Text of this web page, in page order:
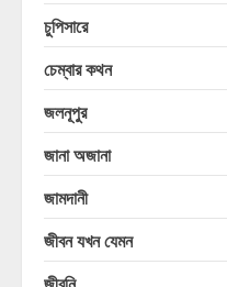
চুপিসারে
চেম্বার কথন
জলনূপুর
জানা অজানা
জামদানী
জীবন যখন যেমন